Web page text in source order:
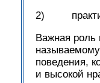
2)
Важная роль
поведения,
и высокой